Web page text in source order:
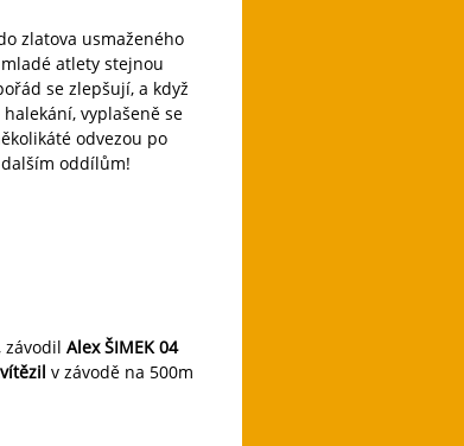
zlatova usmaženého
atlety stejnou
se zlepšují, a když
vyplašeně se
odvezou po
oddílům!
závodil Alex ŠIMEK 04
v závodě na 500m